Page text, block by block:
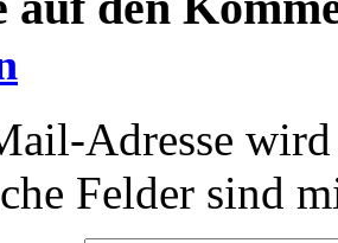
Adresse
Felder sind